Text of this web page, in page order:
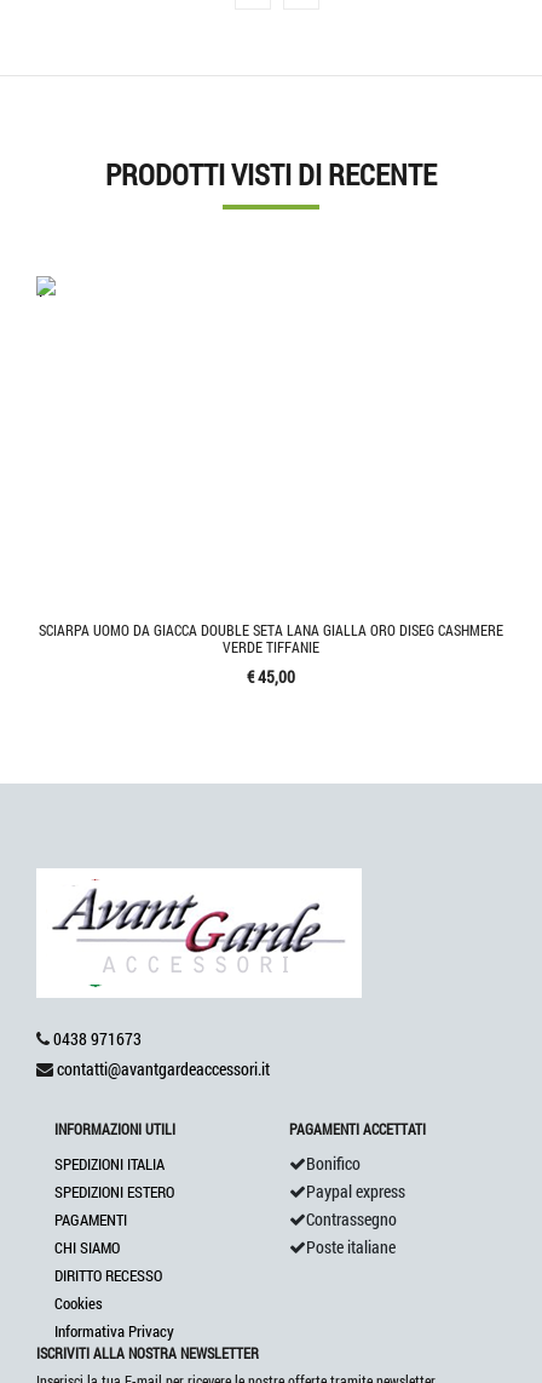
PRODOTTI VISTI DI RECENTE
'.'
SCIARPA UOMO DA GIACCA DOUBLE SETA LANA GIALLA ORO DISEG CASHMERE
VERDE TIFFANIE
€ 45,00
0438 971673
contatti@avantgardeaccessori.it
INFORMAZIONI UTILI
SPEDIZIONI ITALIA
SPEDIZIONI ESTERO
PAGAMENTI
CHI SIAMO
DIRITTO RECESSO
Cookies
Informativa Privacy
PAGAMENTI ACCETTATI
Bonifico
Paypal express
Contrassegno
Poste italiane
ISCRIVITI ALLA NOSTRA NEWSLETTER